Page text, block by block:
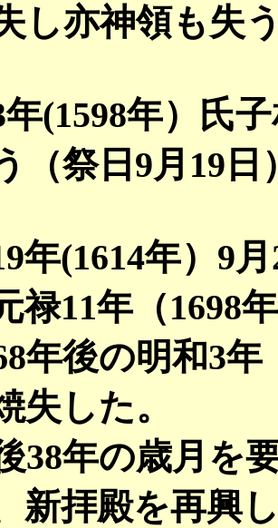
し亦神領も失
(1598年）氏
（祭日9月19
年(1614年）9
禄11年（1698
年後の明和3年
失した。
年の歳月を
新拝殿を再興